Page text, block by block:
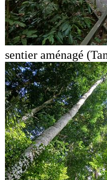
sentier aménagé